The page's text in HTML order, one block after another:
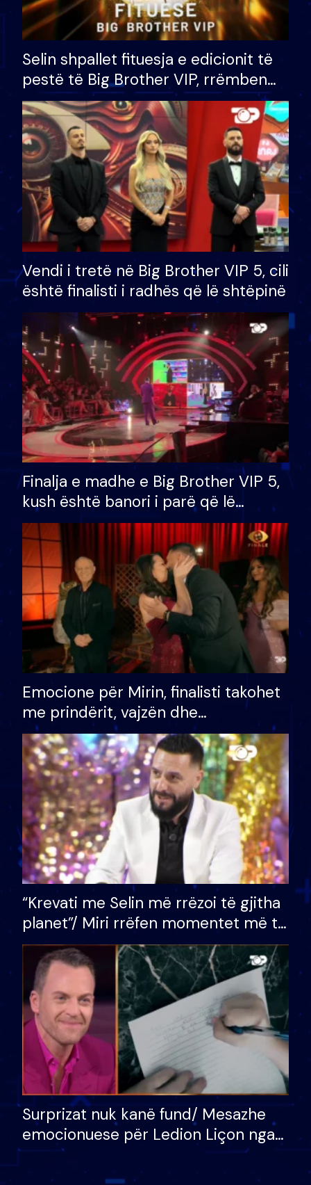
Selin shpallet fituesja e edicionit të
pestë të Big Brother VIP, rrëmben
çmimin e madh prej 100 mijë eurosh
Vendi i tretë në Big Brother VIP 5, cili
është finalisti i radhës që lë shtëpinë
Finalja e madhe e Big Brother VIP 5,
kush është banori i parë që lë
shtëpinë dhe humb mundësinë për
të fituar çmimin e madh
Emocione për Mirin, finalisti takohet
me prindërit, vajzën dhe
bashkëshorten: S’kemi ndonjë letër
divorci apo jo?
“Krevati me Selin më rrëzoi të gjitha
planet”/ Miri rrëfen momentet më të
bukura në shtëpinë e BB VIP: Do më
mungojë zilja e mëngjesit kur…
Surprizat nuk kanë fund/ Mesazhe
emocionuese për Ledion Liçon nga
nëna dhe fëmijët e tij, moderatori
nuk i mban dot lotët: Nuk meritoj…